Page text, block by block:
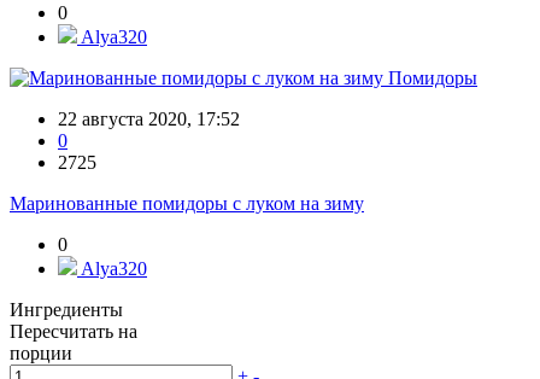
0
Alya320
Помидоры
22 августа 2020, 17:52
0
2725
Маринованные помидоры с луком на зиму
0
Alya320
Ингредиенты
Пересчитать на
порции